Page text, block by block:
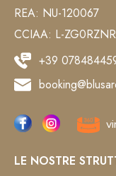
REA: NU-120067
CCIAA: L-
+39
LE NOSTRE